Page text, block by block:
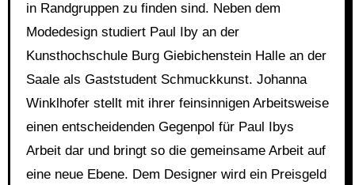
in Randgruppen zu finden sind. Neben dem
Modedesign studiert Paul Iby an der
Kunsthochschule Burg Giebichenstein Halle an der
Saale als Gaststudent Schmuckkunst. Johanna
Winklhofer stellt mit ihrer feinsinnigen Arbeitsweise
einen entscheidenden Gegenpol für Paul Ibys
Arbeit dar und bringt so die gemeinsame Arbeit auf
eine neue Ebene. Dem Designer wird ein Preisgeld